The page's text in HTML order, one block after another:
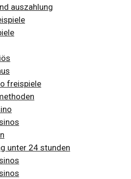
auszahlung
freispiele
unter 24 stunden